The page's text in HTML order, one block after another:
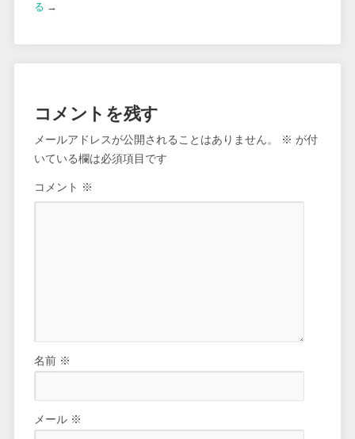
る →
コメントを残す
メールアドレスが公開されることはありません。 ※ が付
いている欄は必須項目です
コメント ※
名前 ※
メール ※